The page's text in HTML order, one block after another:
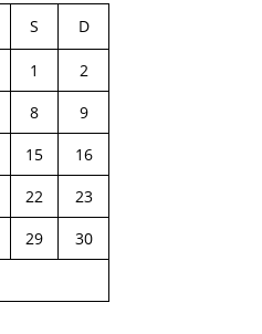
S D
1
2
8
9
15
16
22
23
29
30